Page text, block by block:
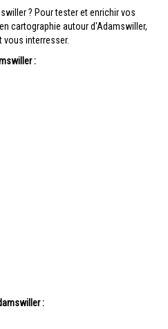
? Pour tester et enrichir vos
cartographie autour d'Adamswiller,
interresser.
:
: